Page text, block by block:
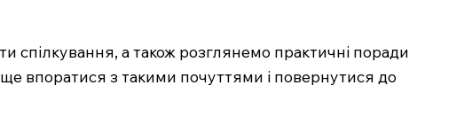
спілкування, а також розглянемо практичні поради
впоратися з такими почуттями і повернутися до